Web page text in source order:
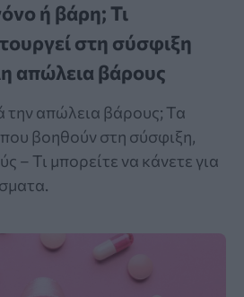
ή βάρη; Τι
στη σύσφιξη
απώλεια βάρους
την απώλεια βάρους; Τα
βοηθούν στη σύσφιξη,
– Τι μπορείτε να κάνετε για